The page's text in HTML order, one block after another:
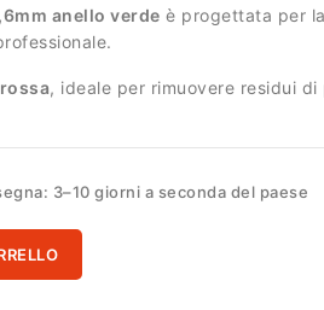
anello verde è progettata per
, ideale per rimuovere residui di
3–10 giorni a seconda del paese